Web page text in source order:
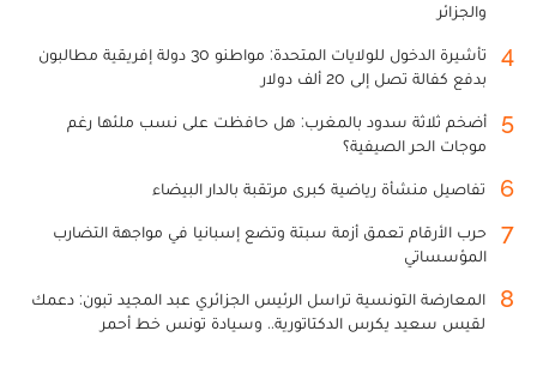
والجزائر
4
تأشيرة الدخول للولايات المتحدة: مواطنو 30 دولة إفريقية مطالبون
بدفع كفالة تصل إلى 20 ألف دولار
5
أضخم ثلاثة سدود بالمغرب: هل حافظت على نسب ملئها رغم
موجات الحر الصيفية؟
6 تفاصيل منشأة رياضية كبرى مرتقبة بالدار البيضاء
7
حرب الأرقام تعمق أزمة سبتة وتضع إسبانيا في مواجهة التضارب
المؤسساتي
8
المعارضة التونسية تراسل الرئيس الجزائري عبد المجيد تبون: دعمك
لقيس سعيد يكرس الدكتاتورية.. وسيادة تونس خط أحمر